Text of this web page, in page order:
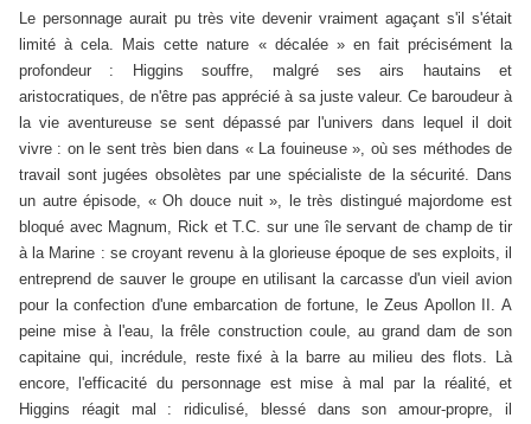
Le personnage aurait pu très vite devenir vraiment agaçant s'il s'était
limité à cela. Mais cette nature « décalée » en fait précisément la
profondeur : Higgins souffre, malgré ses airs hautains et
aristocratiques, de n'être pas apprécié à sa juste valeur. Ce baroudeur à
la vie aventureuse se sent dépassé par l'univers dans lequel il doit
vivre : on le sent très bien dans « La fouineuse », où ses méthodes de
travail sont jugées obsolètes par une spécialiste de la sécurité. Dans
un autre épisode, « Oh douce nuit », le très distingué majordome est
bloqué avec Magnum, Rick et T.C. sur une île servant de champ de tir
à la Marine : se croyant revenu à la glorieuse époque de ses exploits, il
entreprend de sauver le groupe en utilisant la carcasse d'un vieil avion
pour la confection d'une embarcation de fortune, le Zeus Apollon II. A
peine mise à l'eau, la frêle construction coule, au grand dam de son
capitaine qui, incrédule, reste fixé à la barre au milieu des flots. Là
encore, l'efficacité du personnage est mise à mal par la réalité, et
Higgins réagit mal : ridiculisé, blessé dans son amour-propre, il